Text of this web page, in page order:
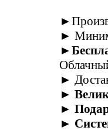
►
►
►
►
►
►